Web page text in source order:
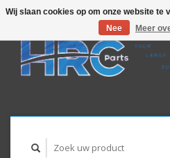
Wij slaan cookies op om onze website te
Nee
Meer